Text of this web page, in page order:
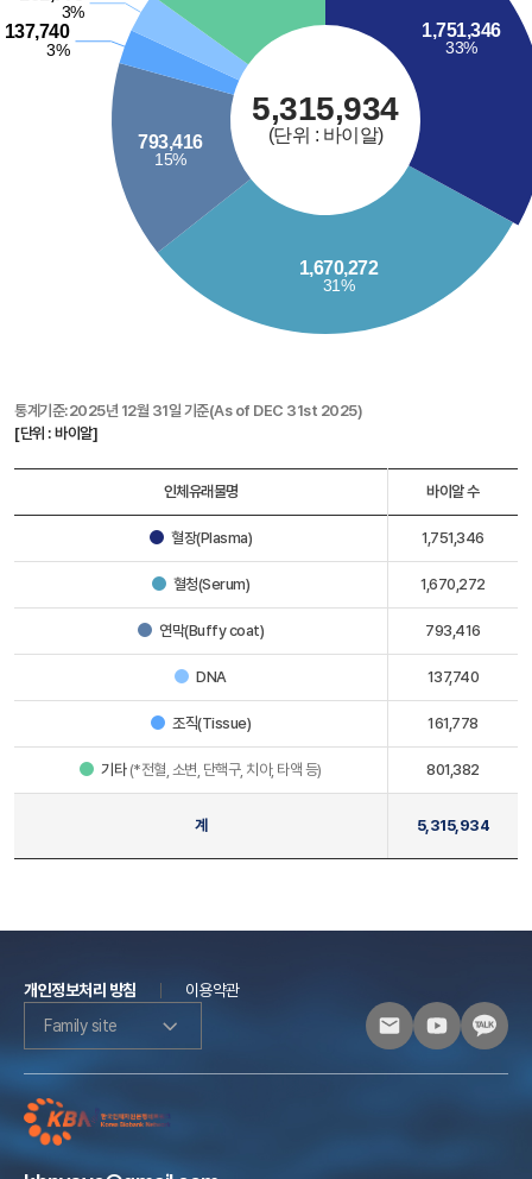
통계기준:2025년 12월 31일 기준(As of DEC 31st 2025)
[단위 : 바이알]
인체유래물명 바이알 수
혈장(Plasma) 1,751,346
혈청(Serum) 1,670,272
연막(Buffy coat) 793,416
DNA 137,740
조직(Tissue) 161,778
기타 (*전혈, 소변, 단핵구, 치아, 타액 등) 801,382
계 5,315,934
개인정보처리 방침
이용약관
Family site